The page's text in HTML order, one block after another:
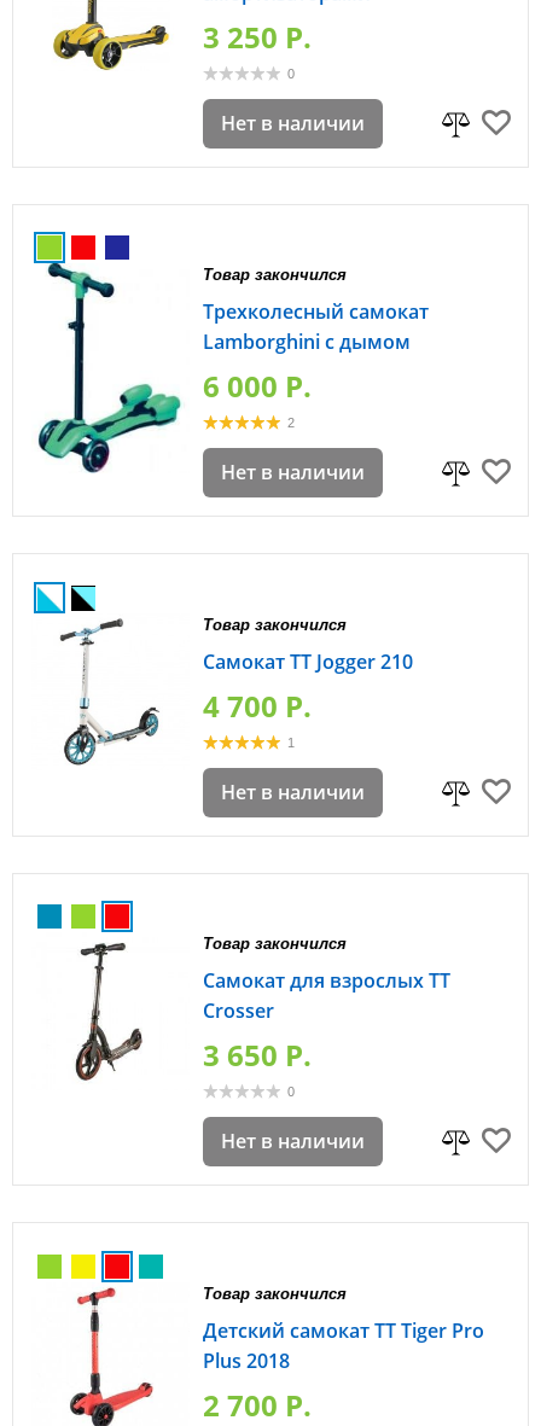
3 250 P.
0
Нет в наличии
Товар закончился
Трехколесный самокат
Lamborghini с дымом
6 000 P.
2
Нет в наличии
Товар закончился
Самокат TT Jogger 210
4 700 P.
1
Нет в наличии
Товар закончился
Самокат для взрослых TT
Crosser
3 650 P.
0
Нет в наличии
Товар закончился
Детский самокат TT Tiger Pro
Plus 2018
2 700 P.